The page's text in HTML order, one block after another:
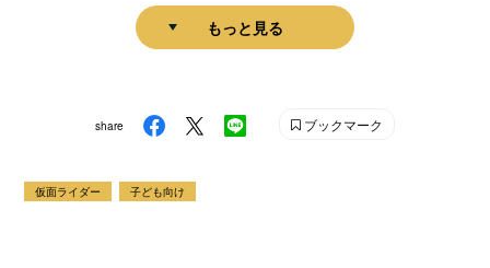
もっと見る
share ブックマーク
仮面ライダー 子ども向け